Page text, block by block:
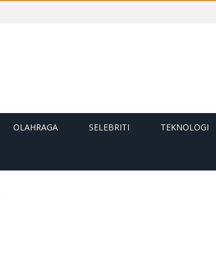
OLAHRAGA SELEBRITI TEKNOLOGI